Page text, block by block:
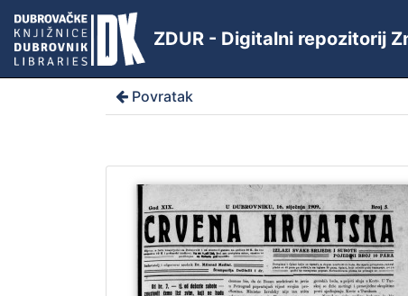
ZDUR - Digitalni repozitorij
Povratak